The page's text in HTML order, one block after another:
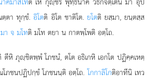
ตฺตา ทุกฺขํ.อิโตติ อิโต ชาติโต. ยโตติ ยสฺมา, ยนฺตสฺส
มา จ มโทติ มโท ตยา น กาตพฺโพติ อตฺโถ.
ตีหิ ภุฺชิตพฺพํ โภชนํ, ตโต อธิเกหิ เอกโต ปฏิคฺคเหตฺ
ภชนปฏิปกฺขํ โภชนนฺติ อตฺโถ.โกกาลิโกติอาทีนิ เทว